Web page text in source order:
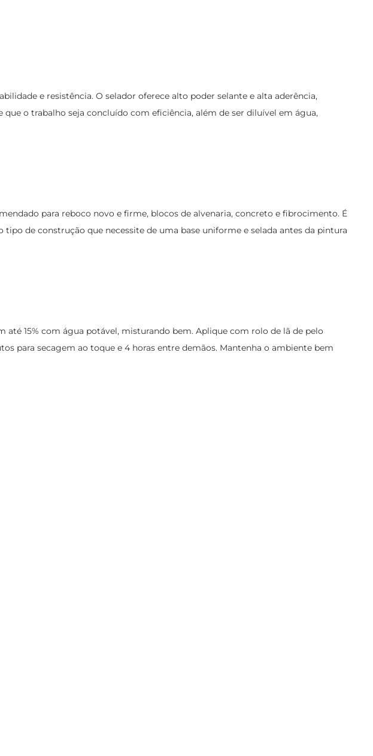
e resistência. O selador oferece alto poder selante e alta aderência,
o trabalho seja concluído com eficiência, além de ser diluível em água,
para reboco novo e firme, blocos de alvenaria, concreto e fibrocimento. É
de construção que necessite de uma base uniforme e selada antes da pintura
15% com água potável, misturando bem. Aplique com rolo de lã de pelo
para secagem ao toque e 4 horas entre demãos. Mantenha o ambiente bem